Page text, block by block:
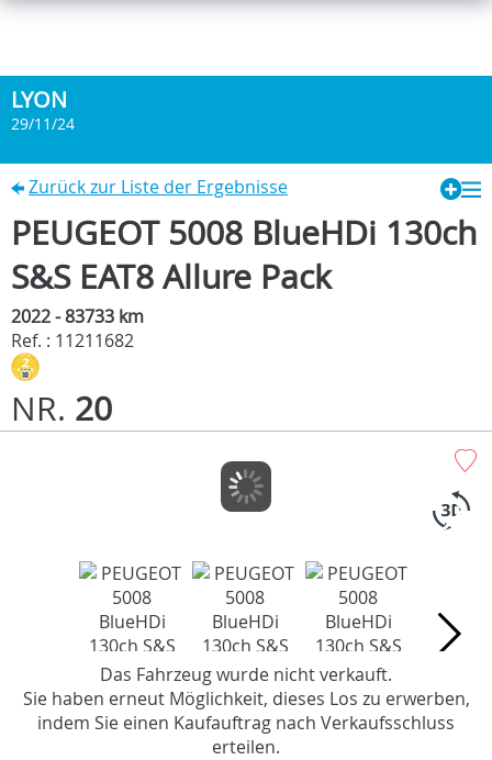
LYON
29/11/24
Zurück zur Liste der Ergebnisse
PEUGEOT 5008 BlueHDi 130ch
S&S EAT8 Allure Pack
2022 - 83733 km
Ref. : 11211682
NR. 20
Das Fahrzeug wurde nicht verkauft.
Sie haben erneut Möglichkeit, dieses Los zu erwerben,
indem Sie einen Kaufauftrag nach Verkaufsschluss
erteilen.